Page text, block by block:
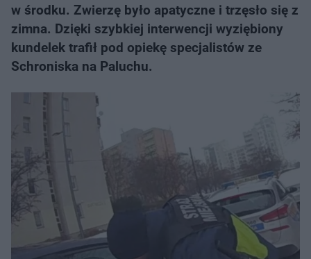
w środku. Zwierzę było apatyczne i trzęsło się z
zimna. Dzięki szybkiej interwencji wyziębiony
kundelek trafił pod opiekę specjalistów ze
Schroniska na Paluchu.